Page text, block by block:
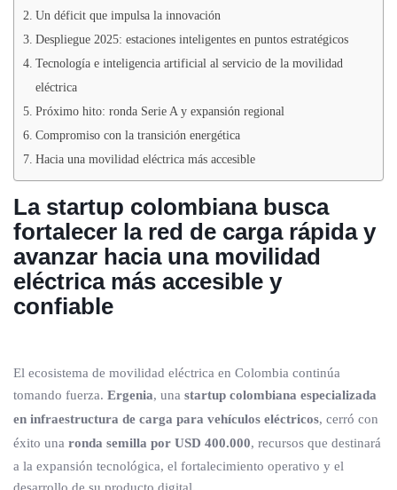
Un déficit que impulsa la innovación
Despliegue 2025: estaciones inteligentes en puntos estratégicos
Tecnología e inteligencia artificial al servicio de la movilidad
eléctrica
Próximo hito: ronda Serie A y expansión regional
Compromiso con la transición energética
Hacia una movilidad eléctrica más accesible
La startup colombiana busca
fortalecer la red de carga rápida y
avanzar hacia una movilidad
eléctrica más accesible y
confiable
El ecosistema de movilidad eléctrica en Colombia continúa
tomando fuerza. Ergenia, una startup colombiana especializada
en infraestructura de carga para vehículos eléctricos, cerró con
éxito una ronda semilla por USD 400.000, recursos que destinará
a la expansión tecnológica, el fortalecimiento operativo y el